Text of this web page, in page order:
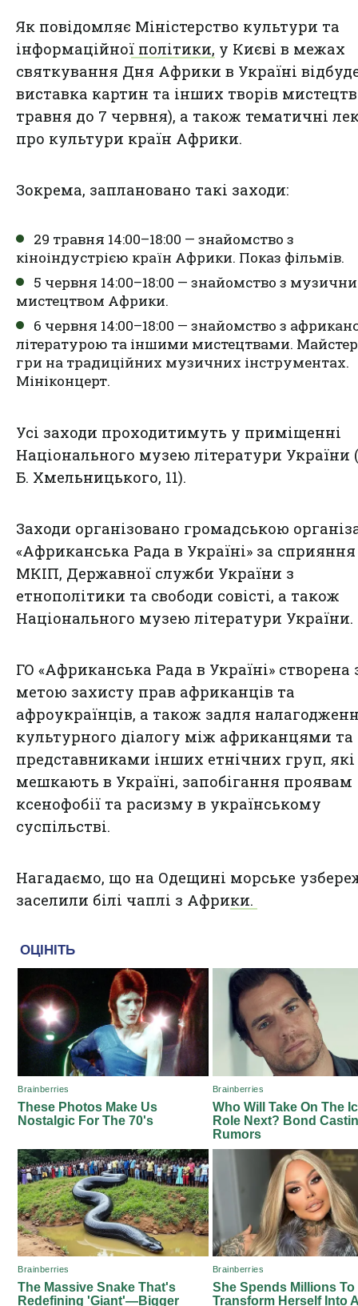
Як повідомляє Міністерство культури та
інформаційної політики, у Києві в межах
святкування Дня Африки в Україні
виставка картин та інших творів
травня до 7 червня), а також тематичні
про культури країн Африки.
Зокрема, заплановано такі заходи:
29 травня 14:00–18:00 — знайомство з
кіноіндустрією країн Африки. Показ фільмів.
5 червня 14:00–18:00 — знайомство з
мистецтвом Африки.
6 червня 14:00–18:00 — знайомство з
літературою та іншими мистецтвами.
гри на традиційних музичних інструментах.
Мініконцерт.
Усі заходи проходитимуть у приміщенні
Національного музею літератури України
Б. Хмельницького, 11).
Заходи організовано громадською
«Африканська Рада в Україні» за сприяння
МКІП, Державної служби України з
етнополітики та свободи совісті, а також
Національного музею літератури України.
ГО «Африканська Рада в Україні» створена
метою захисту прав африканців та
афроукраїнців, а також задля
культурного діалогу між африканцями та
представниками інших етнічних груп, які
мешкають в Україні, запобігання проявам
ксенофобії та расизму в українському
суспільстві.
Нагадаємо, що на Одещині морське
заселили білі чаплі з Африки.